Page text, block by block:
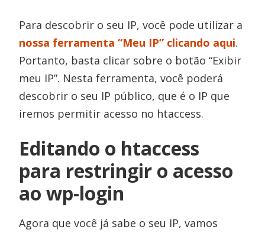
Para descobrir o seu IP, você pode utilizar a
nossa ferramenta “Meu IP” clicando aqui.
Portanto, basta clicar sobre o botão “Exibir
meu IP”. Nesta ferramenta, você poderá
descobrir o seu IP público, que é o IP que
iremos permitir acesso no htaccess.
Editando o htaccess
para restringir o acesso
ao wp-login
Agora que você já sabe o seu IP, vamos